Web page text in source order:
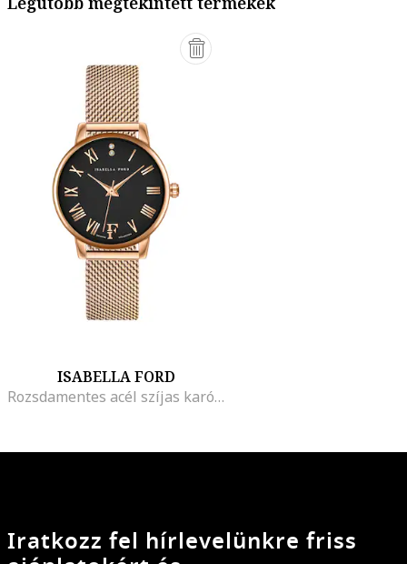
ISABELLA FORD
Rozsdamentes acél szíjas karóra egy gyémánttal díszítve
Iratkozz fel hírlevelünkre friss